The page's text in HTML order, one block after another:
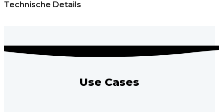
Technische Details
Use Cases